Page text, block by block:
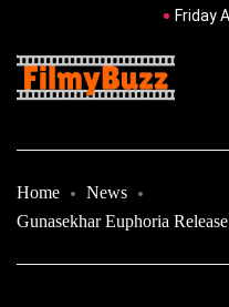
Friday
Home
News
Gunasekhar Euphoria